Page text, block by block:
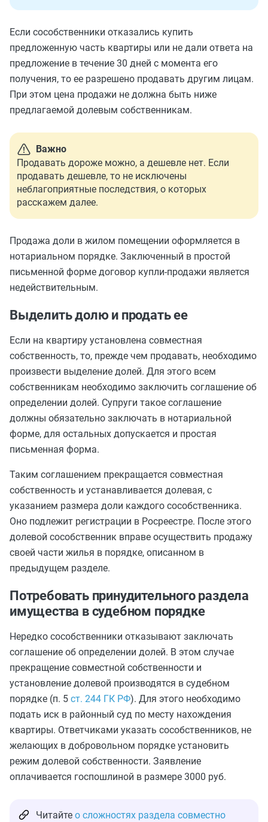
Если сособственники отказались купить
предложенную часть квартиры или не дали ответа на
предложение в течение 30 дней с момента его
получения, то ее разрешено продавать другим лицам.
При этом цена продажи не должна быть ниже
предлагаемой долевым собственникам.
Важно
Продавать дороже можно, а дешевле нет. Если
продавать дешевле, то не исключены
неблагоприятные последствия, о которых
расскажем далее.
Продажа доли в жилом помещении оформляется в
нотариальном порядке. Заключенный в простой
письменной форме договор купли-продажи является
недействительным.
Выделить долю и продать ее
Если на квартиру установлена совместная
собственность, то, прежде чем продавать, необходимо
произвести выделение долей. Для этого всем
собственникам необходимо заключить соглашение об
определении долей. Супруги такое соглашение
должны обязательно заключать в нотариальной
форме, для остальных допускается и простая
письменная форма.
Таким соглашением прекращается совместная
собственность и устанавливается долевая, с
указанием размера доли каждого сособственника.
Оно подлежит регистрации в Росреестре. После этого
долевой сособственник вправе осуществить продажу
своей части жилья в порядке, описанном в
предыдущем разделе.
Потребовать принудительного раздела
имущества в судебном порядке
Нередко сособственники отказывают заключать
соглашение об определении долей. В этом случае
прекращение совместной собственности и
установление долевой производятся в судебном
порядке (п. 5 ст. 244 ГК РФ). Для этого необходимо
подать иск в районный суд по месту нахождения
квартиры. Ответчиками указать сособственников, не
желающих в добровольном порядке установить
режим долевой собственности. Заявление
оплачивается госпошлиной в размере 3000 руб.
Читайте о сложностях раздела совместно